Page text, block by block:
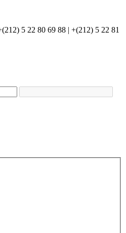
5 22 80 69 88 | +(212) 5 22 81